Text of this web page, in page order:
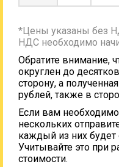
*Цены указаны без
НДС необходимо
Обратите внимание,
округлен до
сторону, а
рублей, также в
Если вам
нескольких
каждый из них будет
Учитывайте это при
стоимости.